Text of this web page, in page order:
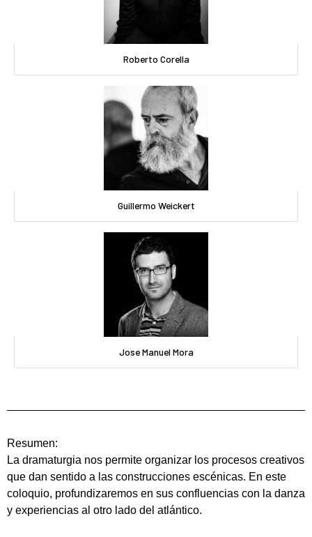
Roberto Corella
Guillermo Weickert
Jose Manuel Mora
Resumen:
La dramaturgia nos permite organizar los procesos creativos
que dan sentido a las construcciones escénicas. En este
coloquio, profundizaremos en sus confluencias con la danza
y experiencias al otro lado del atlántico.